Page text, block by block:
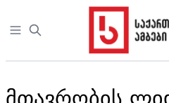
Open sidebar